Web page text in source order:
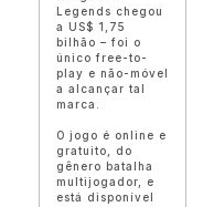
Legends chegou
a US$ 1,75
bilhão – foi o
único free-to-
play e não-móvel
a alcançar tal
marca.
O jogo é online e
gratuito, do
gênero batalha
multijogador, e
está disponível